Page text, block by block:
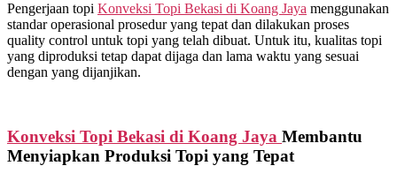
Pengerjaan topi Konveksi Topi Bekasi di Koang Jaya menggunakan
standar operasional prosedur yang tepat dan dilakukan proses
quality control untuk topi yang telah dibuat. Untuk itu, kualitas topi
yang diproduksi tetap dapat dijaga dan lama waktu yang sesuai
dengan yang dijanjikan.
Konveksi Topi Bekasi di Koang Jaya Membantu
Menyiapkan Produksi Topi yang Tepat